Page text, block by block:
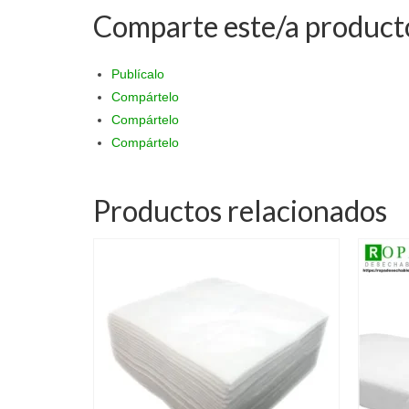
Comparte este/a
Publícalo
Compártelo
Compártelo
Compártelo
Productos relacionados